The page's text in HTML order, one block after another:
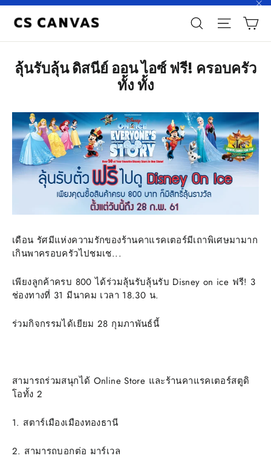
Skip
SearchSite
ลุ้นรับลุ้น ดิสนีย์ ออน ไอซ์ ฟรี! ครอบครัว
ทั้ง ทั้ง
เดือน รัศมีแห่งความรักของร้านคาแรคเตอร์มีเถาพิเศษมามาก
เกินพาครอบครัวไปชมเช...
เพียงลูกค้าครบ 800 ได้ร่วมลุ้นรับลุ้นรับ Disney on ice ฟรี! 3
ช่องทางที่ 31 มีนาคม เวลา 18.30 น.
ร่วมกิจกรรมได้เยียม 28 กุมภาพันธ์นี้
สามารถร่วมสนุกได้ Online Store และร้านคาแรคเตอร์สตูดิ
โอทั้ง 2
1. สตาร์เมืองเมืองทองธานี
2. สามารถบอกต่อ มาร์เวล